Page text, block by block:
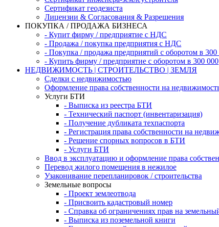
Сертификат геодезиста
Лицензии & Согласования & Разрешения
ПОКУПКА / ПРОДАЖА БИЗНЕСА
- Купит фирму / предприятие с НДС
- Продажа / покупка предприятия с НДС
- Покупка / продажа предприятий с оборотом в 300
- Купить фирму / предприятие с оборотом в 300 000
НЕДВИЖИМОСТЬ | СТРОИТЕЛЬСТВО | ЗЕМЛЯ
Сделки с недвижимостью
Оформление права собственности на
Услуги БТИ
- Выписка из реестра БТИ
- Технический паспорт (инвентаризация)
- Получение дубликата техпаспорта
- Регистрация права собственности на
- Решение спорных вопросов в БТИ
- Услуги БТИ
Ввод в эксплуатацию и оформление права
Перевод жилого помещения в нежилое
Узаконивание перепланировок / строительства
Земельные вопросы
- Проект землеотвода
- Присвоить кадастровый номер
- Справка об ограничениях прав на
- Выписка из поземельной книги